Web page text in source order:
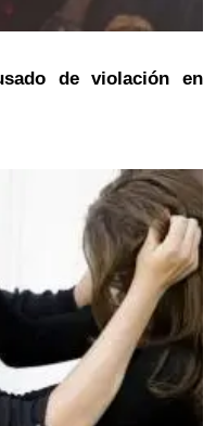
de violación en